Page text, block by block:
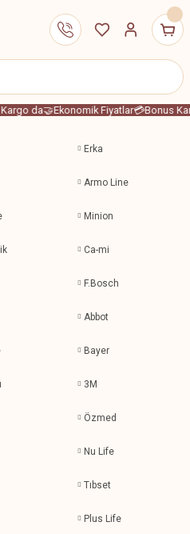
da🤝Ekonomik Fiyatlar💳Bonus
Erka
Armo Line
Minion
Ca-mi
F.Bosch
Abbot
Bayer
3M
Özmed
Nu Life
Tıbset
Plus Life